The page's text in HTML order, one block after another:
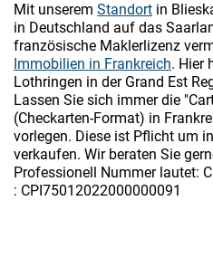
Mit unserem Standort in
in Deutschland auf das
französische Maklerlizenz
Immobilien in Frankreich. Hier
Lothringen in der Grand Est
Lassen Sie sich immer die
(Checkarten-Format) in
vorlegen. Diese ist Pflicht um
verkaufen. Wir beraten Sie
Professionell Nummer lautet:
: CPI75012022000000091